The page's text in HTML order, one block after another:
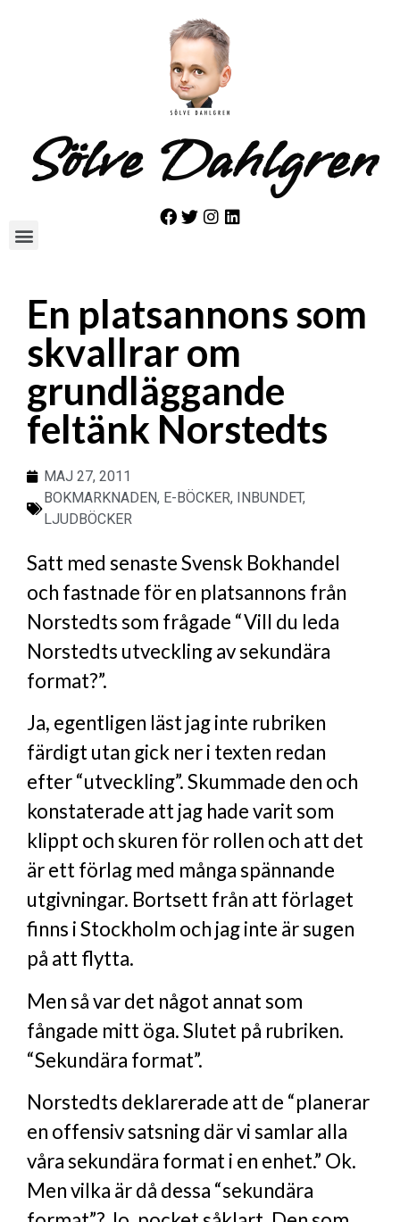
Sölve Dahlgren
En platsannons som
skvallrar om
grundläggande
feltänk Norstedts
MAJ 27, 2011
BOKMARKNADEN, E-BÖCKER, INBUNDET,
LJUDBÖCKER
Satt med senaste Svensk Bokhandel
och fastnade för en platsannons från
Norstedts som frågade “Vill du leda
Norstedts utveckling av sekundära
format?”.
Ja, egentligen läst jag inte rubriken
färdigt utan gick ner i texten redan
efter “utveckling”. Skummade den och
konstaterade att jag hade varit som
klippt och skuren för rollen och att det
är ett förlag med många spännande
utgivningar. Bortsett från att förlaget
finns i Stockholm och jag inte är sugen
på att flytta.
Men så var det något annat som
fångade mitt öga. Slutet på rubriken.
“Sekundära format”.
Norstedts deklarerade att de “planerar
en offensiv satsning där vi samlar alla
våra sekundära format i en enhet.” Ok.
Men vilka är då dessa “sekundära